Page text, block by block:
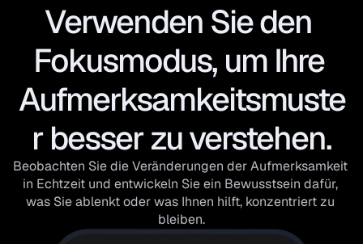
Verwenden Sie den
Fokusmodus, um Ihre
Aufmerksamkeitsmuste
r besser zu verstehen.
Beobachten Sie die Veränderungen der Aufmerksamkeit
in Echtzeit und entwickeln Sie ein Bewusstsein dafür,
was Sie ablenkt oder was Ihnen hilft, konzentriert zu
bleiben.